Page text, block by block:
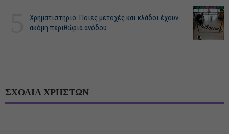
Χρηματιστήριο: Ποιες μετοχές και κλάδοι έχουν
ακόμη περιθώρια ανόδου
ΣΧΟΛΙΑ ΧΡΗΣΤΩΝ